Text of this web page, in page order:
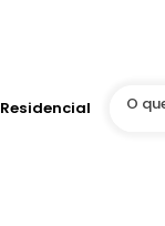
Residencial